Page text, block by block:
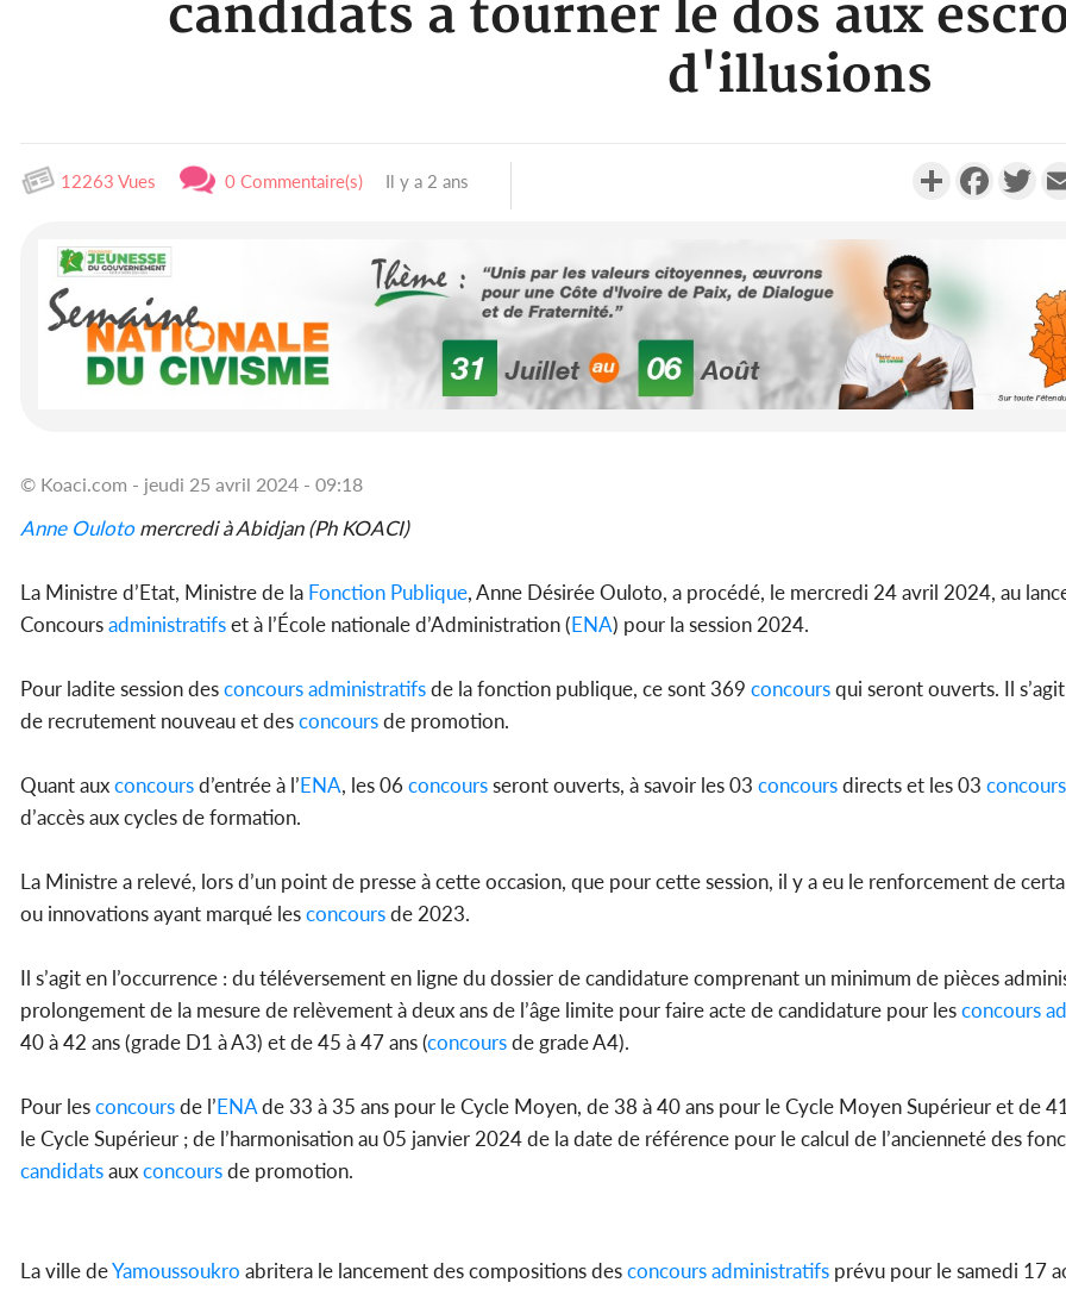
candidats à tourner le dos aux
d'illusions
12263 Vues 0 Commentaire(s) Il y a 2 ans Partager
© Koaci.com - jeudi 25 avril 2024 - 09:18
Anne Oulotomercredi à Abidjan (Ph KOACI)
La Ministre d’Etat, Ministre de la Fonction Publique, Anne Désirée Ouloto, a procédé, le mercredi 24 avril 2024, au
Concoursadministratifset à l’École nationale d’Administration (ENA) pour la session 2024.
Pour ladite session desconcoursadministratifsde la fonction publique, ce sont 369 concoursqui seront ouverts. Il
de recrutement nouveau et desconcoursde promotion.
Quant auxconcoursd’entrée à l’ENA, les 06 concoursseront ouverts, à savoir les 03 concoursdirects et les 03 concours
d’accès aux cycles de formation.
La Ministre a relevé, lors d’un point de presse à cette occasion, que pour cette session, il y a eu le renforcement de
ou innovations ayant marqué lesconcoursde 2023.
Il s’agit en l’occurrence : du téléversement en ligne du dossier de candidature comprenant un minimum de pièces
prolongement de la mesure de relèvement à deux ans de l’âge limite pour faire acte de candidature pour lesconcours
40 à 42 ans (grade D1 à A3) et de 45 à 47 ans (concoursde grade A4).
Pour lesconcoursde l’ENAde 33 à 35 ans pour le Cycle Moyen, de 38 à 40 ans pour le Cycle Moyen Supérieur et de
le Cycle Supérieur ; de l’harmonisation au 05 janvier 2024 de la date de référence pour le calcul de l’ancienneté des
candidatsauxconcoursde promotion.
La ville deYamoussoukro abritera le lancement des compositions desconcoursadministratifs prévu pour le samedi 17
Côte
la
Côte